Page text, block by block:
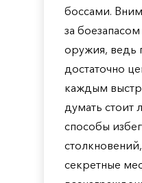
боссами.
за
оружия, ведь
достаточно
каждым
думать стоит
способы
секретные